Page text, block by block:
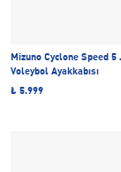
Mizuno Cyclone Speed 5
Voleybol Ayakkabısı
₺ 5.999